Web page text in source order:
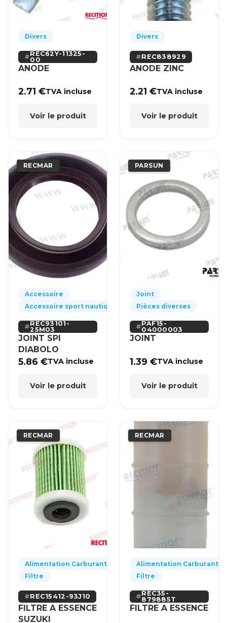
Divers
REC62Y-11325-
00
ANODE
2.71€TVA incluse
Voir le produit
Divers
REC838929
ANODE ZINC
2.21€TVA incluse
Voir le produit
RECMAR
Accessoire
Accessoire sport nautique
REC93101-
25M03
JOINT SPI
DIABOLO
5.86€TVA incluse
Voir le produit
PARSUN
Joint
Pièces diverses
PAF15-
04000003
JOINT
1.39€TVA incluse
Voir le produit
RECMAR
Alimentation Carburant
Filtre
REC15412-93J10
FILTRE A ESSENCE
SUZUKI
RECMAR
Alimentation Carburant
Filtre
REC35-
879885T
FILTRE A ESSENCE